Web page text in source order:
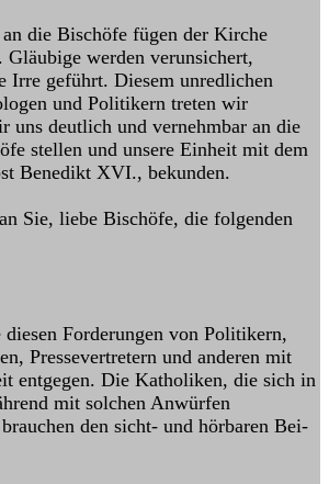
die Bi­schöfe fügen der Kirche
Gläubige werden verunsichert,
Irre geführt. Diesem unredlichen
und Politikern treten wir
uns deutlich und ver­nehmbar an die
stellen und unsere Einheit mit dem
Benedikt XVI., bekunden.
Sie, liebe Bischöfe, die folgenden
Forderungen von Politikern,
Pressevertretern und anderen mit
entgegen. Die Katholiken, die sich in
mit solchen An­würfen
den sicht- und hörbaren Bei­